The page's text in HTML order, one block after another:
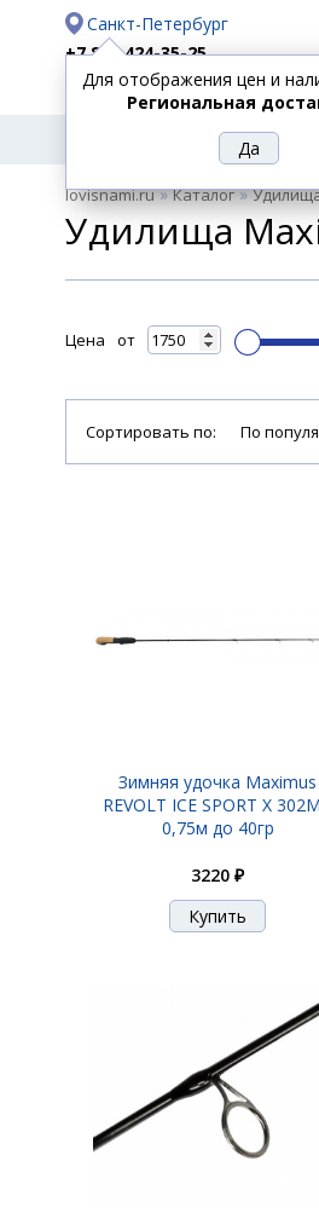
Санкт-Петербург
+7 812 424-35-25
Доставка
Оплата
Для отображения цен и
Региональная
РЫБОЛОВНЫЕ
ТОВАРЫ
lovisnami.ru»Каталог»
Удилища
Цена от
Сортировать по: По
Зимняя удочка Maximus
REVOLT ICE SPORT X
0,75м до 40гр
3220 ₽